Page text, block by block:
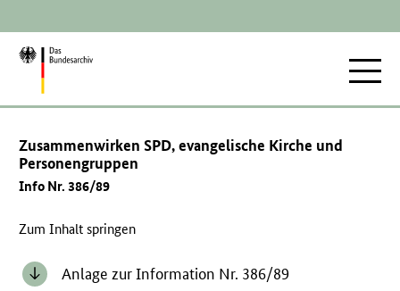
Zur
Zusammenwirken SPD, evangelische Kirche und
Personengruppen
Info Nr. 386/89
Zum Inhalt springen
Anlage zur Information Nr. 386/89